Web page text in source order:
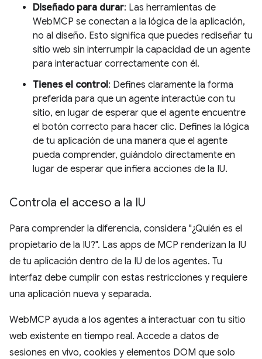
Diseñado para durar: Las herramientas de
WebMCP se conectan a la lógica de la aplicación,
no al diseño. Esto significa que puedes rediseñar tu
sitio web sin interrumpir la capacidad de un agente
para interactuar correctamente con él.
Tienes el control: Defines claramente la forma
preferida para que un agente interactúe con tu
sitio, en lugar de esperar que el agente encuentre
el botón correcto para hacer clic. Defines la lógica
de tu aplicación de una manera que el agente
pueda comprender, guiándolo directamente en
lugar de esperar que infiera acciones de la IU.
Controla el acceso a la IU
Para comprender la diferencia, considera "¿Quién es el
propietario de la IU?". Las apps de MCP renderizan la IU
de tu aplicación dentro de la IU de los agentes. Tu
interfaz debe cumplir con estas restricciones y requiere
una aplicación nueva y separada.
WebMCP ayuda a los agentes a interactuar con tu sitio
web existente en tiempo real. Accede a datos de
sesiones en vivo, cookies y elementos DOM que solo